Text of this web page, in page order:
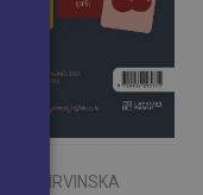
ILZE DZIRVINSKA